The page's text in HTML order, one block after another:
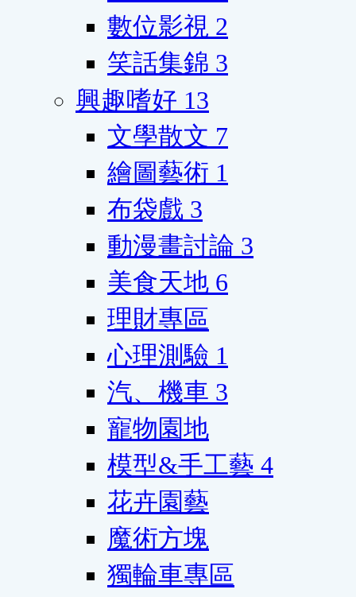
數位影視 2
笑話集錦 3
興趣嗜好 13
文學散文 7
繪圖藝術 1
布袋戲 3
動漫畫討論 3
美食天地 6
理財專區
心理測驗 1
汽、機車 3
寵物園地
模型&手工藝 4
花卉園藝
魔術方塊
獨輪車專區